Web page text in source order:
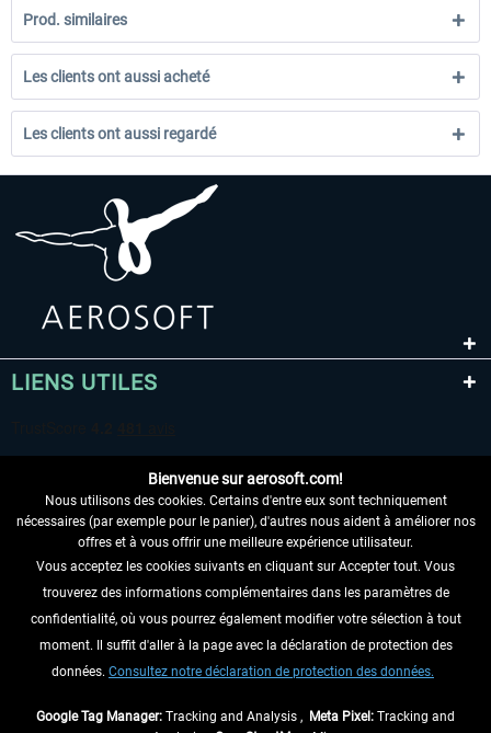
Prod. similaires
Les clients ont aussi acheté
Les clients ont aussi regardé
LIENS UTILES
RENONCER AU CONTRAT ICI
INFORMATIONS
NE MANQUEZ PAS LES DERNIÈRES
Bienvenue sur aerosoft.com!
Nous utilisons des cookies. Certains d'entre eux sont techniquement
nécessaires (par exemple pour le panier), d'autres nous aident à améliorer nos
offres et à vous offrir une meilleure expérience utilisateur.
Vous acceptez les cookies suivants en cliquant sur Accepter tout. Vous
trouverez des informations complémentaires dans les paramètres de
confidentialité, où vous pourrez également modifier votre sélection à tout
moment. Il suffit d'aller à la page avec la déclaration de protection des
données. Consultez notre déclaration de protection des données.
Google Tag Manager: Tracking and Analysis , Meta Pixel: Tracking and